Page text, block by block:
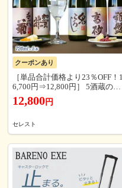
クーポンあり
［単品合計価格より23％OFF！1
6,700円⇒12,800円］ 5酒蔵の純
米大吟醸 飲み比べ720ml 5本組
セット[ワイングラスで飲みたい
［JS13］【7営業日以内に出荷】
12,800円
セレスト